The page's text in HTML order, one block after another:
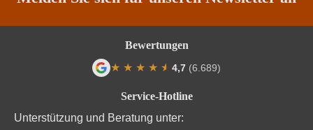
Service-Hotline
Unterstützung und Beratung unter:
Bewertungen
★ ★ ★ ★ ★
★ 4,7 (6.689)